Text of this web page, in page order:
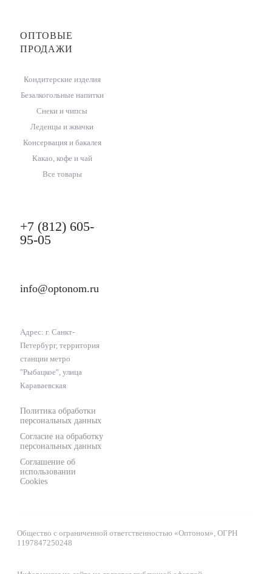
ОПТОВЫЕ
ПРОДАЖИ
Кондитерские изделия
Безалкогольные напитки
Снеки и чипсы
Леденцы и жвачки
Консервация и бакалея
Какао, кофе и чай
Все товары
+7 (812) 605-
95-05
info@optonom.ru
Адрес: г. Санкт-
Петербург, территория
станции метро
"Рыбацкое", улица
Караваевская
Политика обработки
персональных данных
Согласие на обработку
персональных данных
Соглашение об
использовании
Cookies
Общество с ограниченной ответственностью «Оптоном», ОГРН
1197847250248